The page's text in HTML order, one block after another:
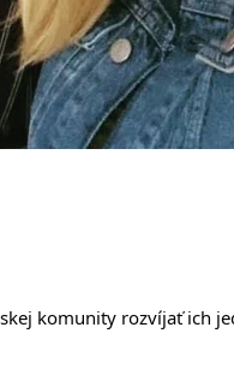
komunity rozvíjať ich